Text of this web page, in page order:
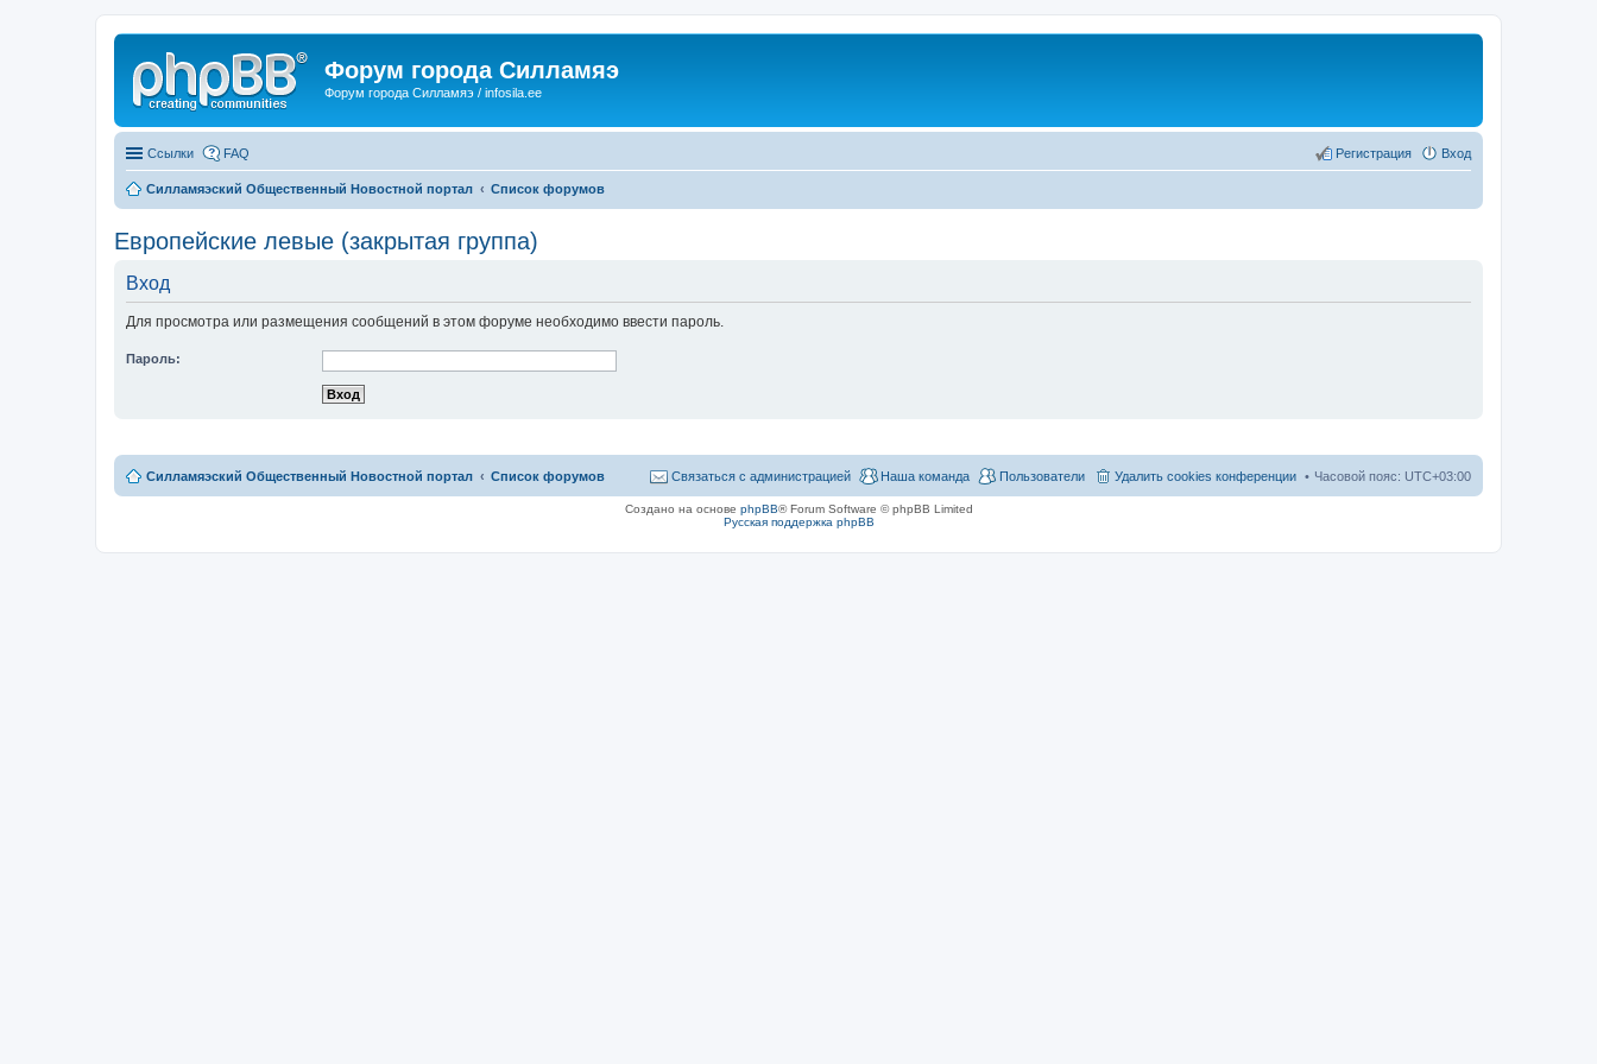
Форум города Силламяэ
Форум города Силламяэ / infosila.ee
Ссылки FAQ Вход
Регистрация
Силламяэский Общественный Новостной портал Список форумов
Европейские левые (закрытая группа)
Вход
Для просмотра или размещения сообщений в этом форуме необходимо ввести пароль.
Пароль:
Силламяэский Общественный Новостной портал Список форумов Часовой пояс: UTC+03:00
Удалить cookies конференции
Пользователи
Наша команда
Связаться с администрацией
Создано на основе phpBB® Forum Software © phpBB Limited
Русская поддержка phpBB